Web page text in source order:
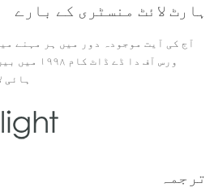
ہارٹ لائٹ منسٹری کے بارے
ہائی
ترجمہ